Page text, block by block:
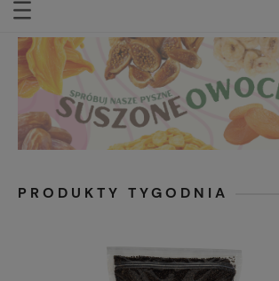
PRODUKTY TYGODNIA